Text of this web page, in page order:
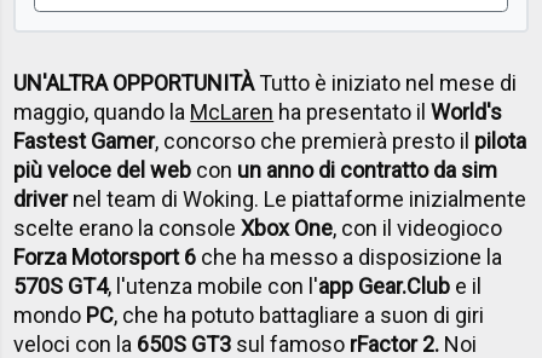
UN'ALTRA OPPORTUNITÀTutto è iniziato nel mese di
maggio, quando la McLaren ha presentato ilWorld's
Fastest Gamer, concorso che premierà presto il pilota
più veloce del web con un anno di contratto da sim
drivernel team di Woking. Le piattaforme inizialmente
scelte erano la consoleXbox One, con il videogioco
Forza Motorsport 6 che ha messo a disposizione la
570S GT4, l'utenza mobile con l'app Gear.Club e il
mondo PC, che ha potuto battagliare a suon di giri
veloci con la 650S GT3 sul famoso rFactor 2. Noi